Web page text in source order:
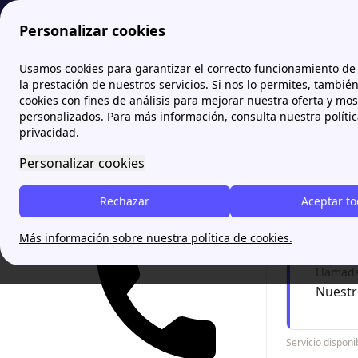
Personalizar cookies
Usamos cookies para garantizar el correcto funcionamiento
la prestación de nuestros servicios. Si nos lo permites,
cookies con fines de análisis para mejorar nuestra oferta y
personalizados. Para más información, consulta nuestra
privacidad.
Personalizar cookies
Aceptar
Rechazar
Más información sobre nuestra política de cookies.
comparador-energetico.es Gas Extremadura: Tarifas de
Gas
En esta
las
Servicio